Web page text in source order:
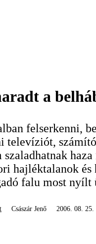
a
felserkenni,
televíziót,
szaladhatnak
hajléktalanok
falu most nyílt
Császár Jenő 2006. 08. 25.